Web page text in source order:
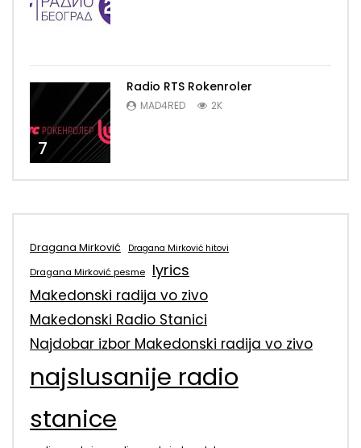
7
Radio RTS Rokenroler
MAD4RED 2K
Dragana Mirković Dragana Mirković hitovi
Dragana Mirković pesme lyrics
Makedonski radija vo zivo
Makedonski Radio Stanici
Najdobar izbor Makedonski radija vo zivo
najslusanije radio
stanice